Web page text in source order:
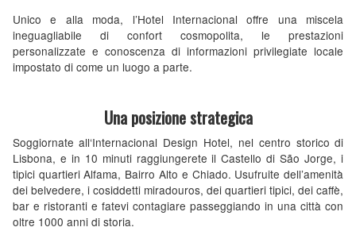
Unico e alla moda, l’Hotel Internacional offre una miscela
ineguagliabile di confort cosmopolita, le prestazioni
personalizzate e conoscenza di informazioni privilegiate locale
impostato di come un luogo a parte.
Una posizione strategica
Soggiornate all‘Internacional Design Hotel, nel centro storico di
Lisbona, e in 10 minuti raggiungerete il Castello di São Jorge, i
tipici quartieri Alfama, Bairro Alto e Chiado. Usufruite dell’amenità
dei belvedere, i cosiddetti miradouros, dei quartieri tipici, dei caffè,
bar e ristoranti e fatevi contagiare passeggiando in una città con
oltre 1000 anni di storia.